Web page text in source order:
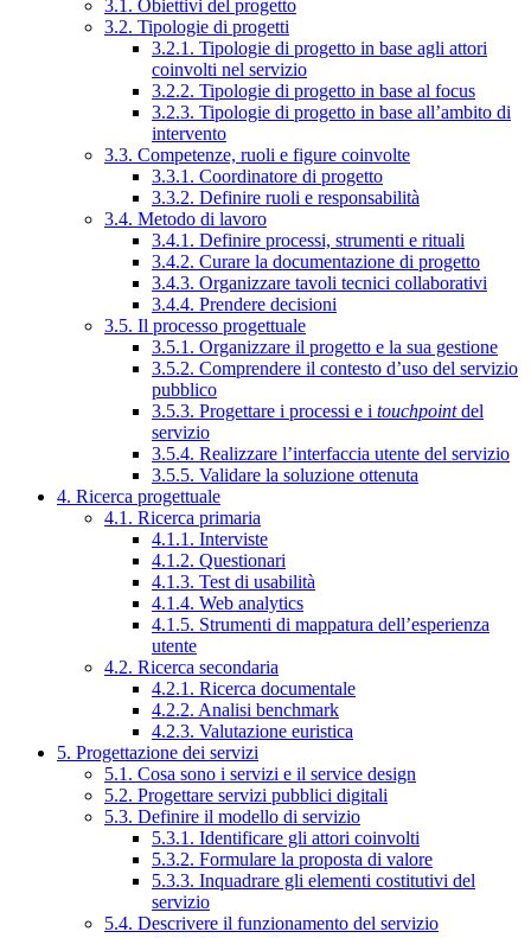
3.1. Obiettivi del progetto
3.2. Tipologie di progetti
3.2.1. Tipologie di progetto in base agli attori
coinvolti nel servizio
3.2.2. Tipologie di progetto in base al focus
3.2.3. Tipologie di progetto in base all’ambito di
intervento
3.3. Competenze, ruoli e figure coinvolte
3.3.1. Coordinatore di progetto
3.3.2. Definire ruoli e responsabilità
3.4. Metodo di lavoro
3.4.1. Definire processi, strumenti e rituali
3.4.2. Curare la documentazione di progetto
3.4.3. Organizzare tavoli tecnici collaborativi
3.4.4. Prendere decisioni
3.5. Il processo progettuale
3.5.1. Organizzare il progetto e la sua gestione
3.5.2. Comprendere il contesto d’uso del servizio
pubblico
3.5.3. Progettare i processi e i touchpointdel
servizio
3.5.4. Realizzare l’interfaccia utente del servizio
3.5.5. Validare la soluzione ottenuta
4. Ricerca progettuale
4.1. Ricerca primaria
4.1.1. Interviste
4.1.2. Questionari
4.1.3. Test di usabilità
4.1.4. Web analytics
4.1.5. Strumenti di mappatura dell’esperienza
utente
4.2. Ricerca secondaria
4.2.1. Ricerca documentale
4.2.2. Analisi benchmark
4.2.3. Valutazione euristica
5. Progettazione dei servizi
5.1. Cosa sono i servizi e il service design
5.2. Progettare servizi pubblici digitali
5.3. Definire il modello di servizio
5.3.1. Identificare gli attori coinvolti
5.3.2. Formulare la proposta di valore
5.3.3. Inquadrare gli elementi costitutivi del
servizio
5.4. Descrivere il funzionamento del servizio